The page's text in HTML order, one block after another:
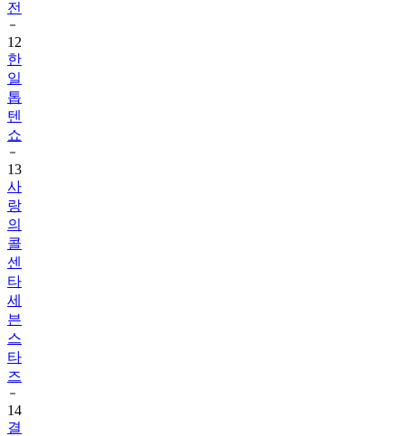
전
12
한
일
톱
텐
쇼
13
사
랑
의
콜
센
타
세
븐
스
타
즈
14
결